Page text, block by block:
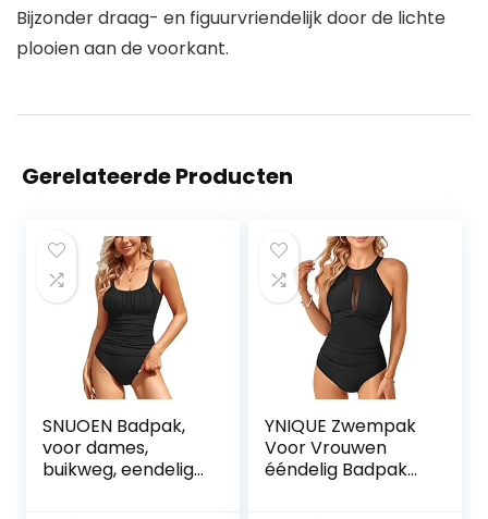
Bijzonder draag- en figuurvriendelijk door de lichte
plooien aan de voorkant.
Gerelateerde Producten
SNUOEN Badpak,
voor dames,
buikweg, eendelige
YNIQUE Zwempak
Voor Vrouwen
ééndelig Badpak